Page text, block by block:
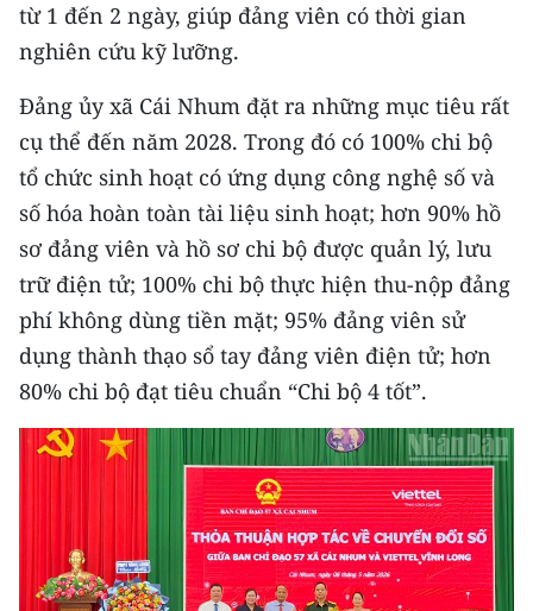
từ 1 đến 2 ngày, giúp đảng viên có thời gian
nghiên cứu kỹ lưỡng.
Đảng ủy xã Cái Nhum đặt ra những mục tiêu rất
cụ thể đến năm 2028. Trong đó có 100% chi bộ
tổ chức sinh hoạt có ứng dụng công nghệ số và
số hóa hoàn toàn tài liệu sinh hoạt; hơn 90% hồ
sơ đảng viên và hồ sơ chi bộ được quản lý, lưu
trữ điện tử; 100% chi bộ thực hiện thu-nộp đảng
phí không dùng tiền mặt; 95% đảng viên sử
dụng thành thạo sổ tay đảng viên điện tử; hơn
80% chi bộ đạt tiêu chuẩn “Chi bộ 4 tốt”.